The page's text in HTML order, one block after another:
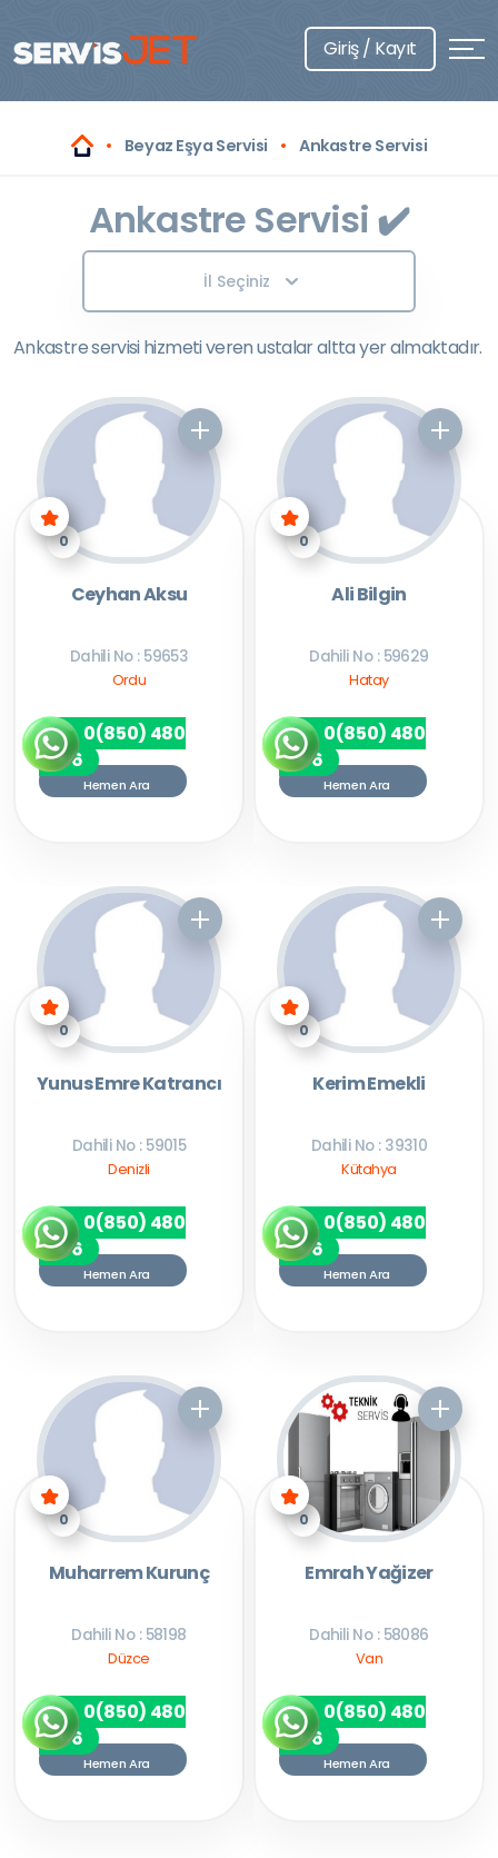
Giriş / Kayıt
Beyaz Eşya Servisi Ankastre Servisi
Ankastre Servisi ✔️
İl Seçiniz
Ankastre servisi hizmeti veren ustalar altta yer almaktadır.
0
Ceyhan Aksu
Dahili No : 59653
Ordu
0(850) 480
7256
Hemen Ara
0
Ali Bilgin
Dahili No : 59629
Hatay
0(850) 480
7256
Hemen Ara
0
Yunus Emre Katrancı
Dahili No : 59015
Denizli
0(850) 480
7256
Hemen Ara
0
Kerim Emekli
Dahili No : 39310
Kütahya
0(850) 480
7256
Hemen Ara
0
Muharrem Kurunç
Dahili No : 58198
Düzce
0(850) 480
7256
Hemen Ara
0
Emrah Yağizer
Dahili No : 58086
Van
0(850) 480
7256
Hemen Ara